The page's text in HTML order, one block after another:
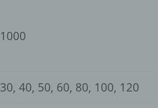
1000
30, 40, 50, 60, 80, 100, 120